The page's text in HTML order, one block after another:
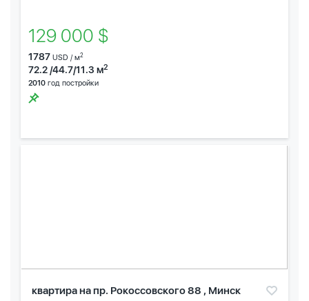
129 000 $
1787 USD / м2
72.2 /44.7/11.3 м2
2010 год постройки
квартира на пр. Рокоссовского 88 , Минск